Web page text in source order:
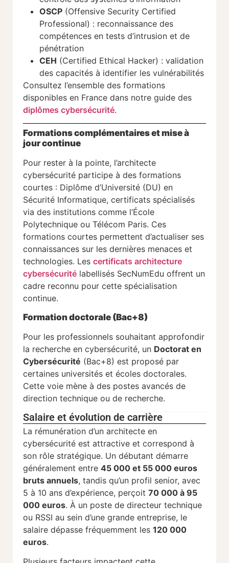
OSCP (Offensive Security Certified
Professional) : reconnaissance des
compétences en tests d’intrusion et de
pénétration
CEH (Certified Ethical Hacker) : validation
des capacités à identifier les vulnérabilités
Consultez l’ensemble des formations
disponibles en France dans notre guide des
diplômes cybersécurité.
Formations complémentaires et mise à
jour continue
Pour rester à la pointe, l’architecte
cybersécurité participe à des formations
courtes : Diplôme d’Université (DU) en
Sécurité Informatique, certificats spécialisés
via des institutions comme l’École
Polytechnique ou Télécom Paris. Ces
formations courtes permettent d’actualiser ses
connaissances sur les dernières menaces et
technologies. Les certificats architecture
cybersécurité labellisés SecNumEdu offrent un
cadre reconnu pour cette spécialisation
continue.
Formation doctorale (Bac+8)
Pour les professionnels souhaitant approfondir
la recherche en cybersécurité, un Doctorat en
Cybersécurité (Bac+8) est proposé par
certaines universités et écoles doctorales.
Cette voie mène à des postes avancés de
direction technique ou de recherche.
Salaire et évolution de carrière
La rémunération d’un architecte en
cybersécurité est attractive et correspond à
son rôle stratégique. Un débutant démarre
généralement entre 45 000 et 55 000 euros
bruts annuels, tandis qu’un profil senior, avec
5 à 10 ans d’expérience, perçoit 70 000 à 95
000 euros. À un poste de directeur technique
ou RSSI au sein d’une grande entreprise, le
salaire dépasse fréquemment les 120 000
euros.